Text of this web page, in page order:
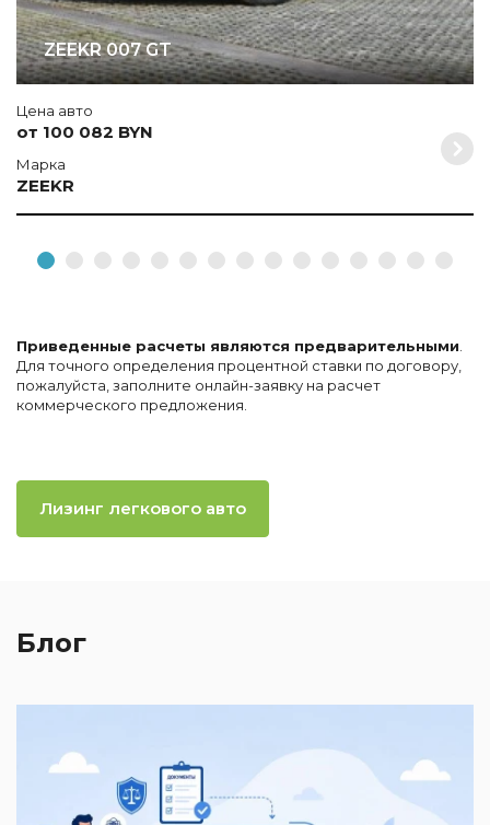
ZEEKR 007 GT
Цена авто
от 100 082 BYN
Марка
ZEEKR
Приведенные расчеты являются предварительными
Для точного определения процентной ставки по договору,
пожалуйста, заполните онлайн-заявку на расчет
коммерческого предложения.
Лизинг легкового авто
Блог